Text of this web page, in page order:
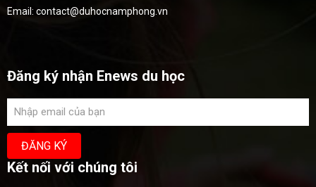
Email: contact@duhocnamphong.vn
Đăng ký nhận Enews du học
Kết nối với chúng tôi